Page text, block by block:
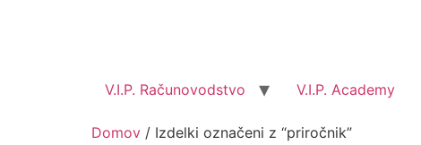
V.I.P. Računovodstvo V.I.P. Academy
Domov / Izdelki označeni z “priročnik”